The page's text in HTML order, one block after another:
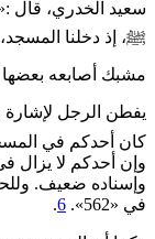
سعيد الخدري، قال
ﷺ، إذ دخلنا
مشبك أصابعه
يفطن الرجل لإشارة
كان أحدكم في
وإن أحدكم لا يزال
وإسناده ضعيف.
في «562».
6
.